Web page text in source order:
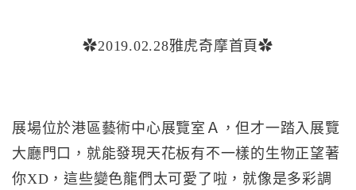
✿2019.02.28雅虎奇摩首頁✿
展場位於港區藝術中心展覽室Ａ，但才一踏入展覽
大廳門口，就能發現天花板有不一樣的生物正望著
你XD，這些變色龍們太可愛了啦，就像是多彩調